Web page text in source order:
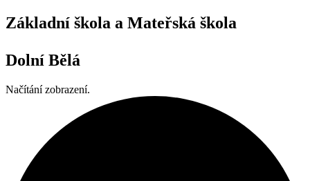
Základní škola a Mateřská škola
Dolní Bělá
Načítání zobrazení.